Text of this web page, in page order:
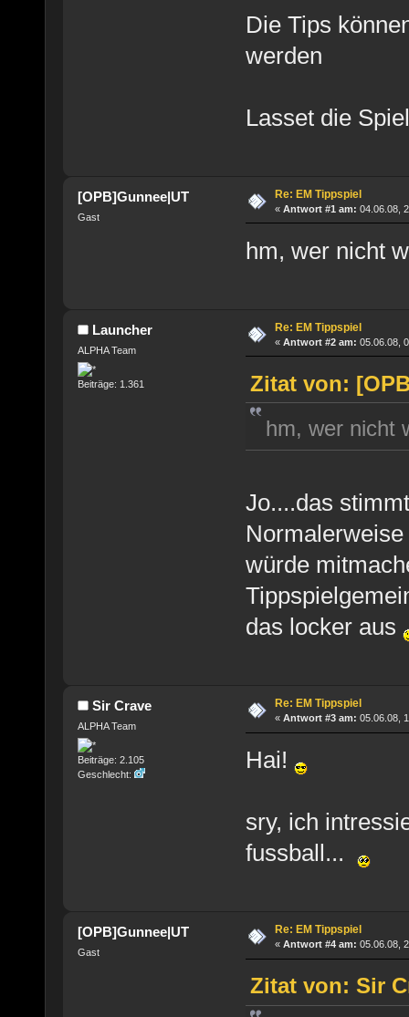
Die Tips
werden
Lasset die
[OPB]Gunnee|UT
Gast
Re: EM Tippspiel
« Antwort #1 am: 04.06.08,
hm, wer nicht
Launcher
ALPHA Team
Beiträge: 1.361
Re: EM Tippspiel
« Antwort #2 am: 05.06.08,
Zitat von:
hm, wer nicht
Jo....das
würde
das locker aus
Sir Crave
ALPHA Team
Beiträge: 2.105
Geschlecht:
Re: EM Tippspiel
« Antwort #3 am: 05.06.08,
Hai!
sry, ich
fussball...
[OPB]Gunnee|UT
Gast
Re: EM Tippspiel
« Antwort #4 am: 05.06.08,
Zitat von: Sir